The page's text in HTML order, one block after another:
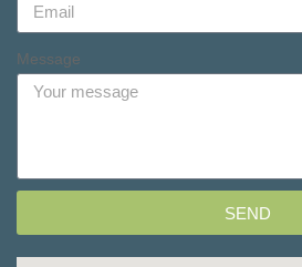
Message
SEND